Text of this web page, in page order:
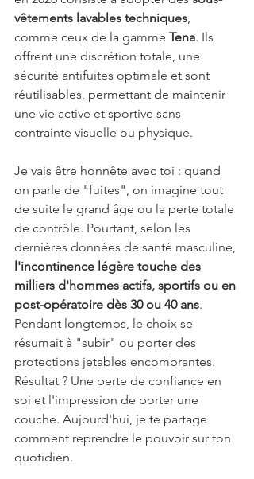
vêtements lavables techniques,
comme ceux de la gamme Tena. Ils
offrent une discrétion totale, une
sécurité antifuites optimale et sont
réutilisables, permettant de maintenir
une vie active et sportive sans
contrainte visuelle ou physique.
Je vais être honnête avec toi : quand
on parle de "fuites", on imagine tout
de suite le grand âge ou la perte totale
de contrôle. Pourtant, selon les
dernières données de santé masculine,
l'incontinence légère touche des
milliers d'hommes actifs, sportifs ou en
post-opératoire dès 30 ou 40 ans.
Pendant longtemps, le choix se
résumait à "subir" ou porter des
protections jetables encombrantes.
Résultat ? Une perte de confiance en
soi et l'impression de porter une
couche. Aujourd'hui, je te partage
comment reprendre le pouvoir sur ton
quotidien.